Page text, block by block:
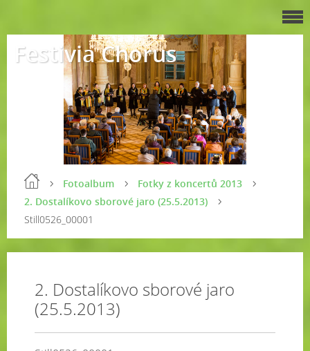
Festivia Chorus
Fotoalbum
Fotky z koncertů 2013
2. Dostalíkovo sborové jaro (25.5.2013)
Still0526_00001
2. Dostalíkovo sborové jaro
(25.5.2013)